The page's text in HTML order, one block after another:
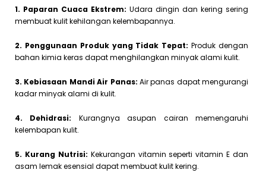
1. Paparan Cuaca Ekstrem: Udara dingin dan kering sering
membuat kulit kehilangan kelembapannya.
2. Penggunaan Produk yang Tidak Tepat: Produk dengan
bahan kimia keras dapat menghilangkan minyak alami kulit.
3. Kebiasaan Mandi Air Panas: Air panas dapat mengurangi
kadar minyak alami di kulit.
4. Dehidrasi: Kurangnya asupan cairan memengaruhi
kelembapan kulit.
5. Kurang Nutrisi: Kekurangan vitamin seperti vitamin E dan
asam lemak esensial dapat membuat kulit kering.